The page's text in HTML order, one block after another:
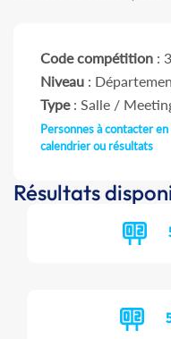
Code compétition :
Niveau :
Type: Salle /
Personnes à contacter
calendrier ou résultats
Résultats